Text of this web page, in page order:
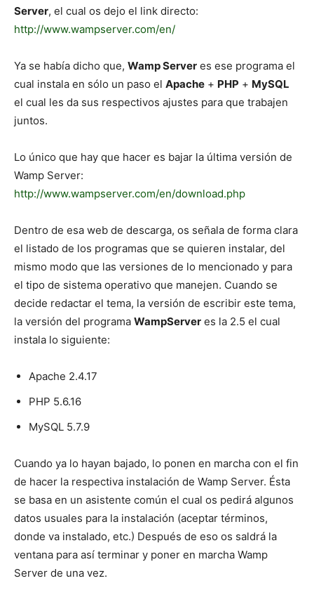
Server, el cual os dejo el link directo:
http://www.wampserver.com/en/
Ya se había dicho que, Wamp Server es ese programa el
cual instala en sólo un paso el Apache + PHP + MySQL
el cual les da sus respectivos ajustes para que trabajen
juntos.
Lo único que hay que hacer es bajar la última versión de
Wamp Server:
http://www.wampserver.com/en/download.php
Dentro de esa web de descarga, os señala de forma clara
el listado de los programas que se quieren instalar, del
mismo modo que las versiones de lo mencionado y para
el tipo de sistema operativo que manejen. Cuando se
decide redactar el tema, la versión de escribir este tema,
la versión del programa WampServer es la 2.5 el cual
instala lo siguiente:
Apache 2.4.17
PHP 5.6.16
MySQL 5.7.9
Cuando ya lo hayan bajado, lo ponen en marcha con el fin
de hacer la respectiva instalación de Wamp Server. Ésta
se basa en un asistente común el cual os pedirá algunos
datos usuales para la instalación (aceptar términos,
donde va instalado, etc.) Después de eso os saldrá la
ventana para así terminar y poner en marcha Wamp
Server de una vez.